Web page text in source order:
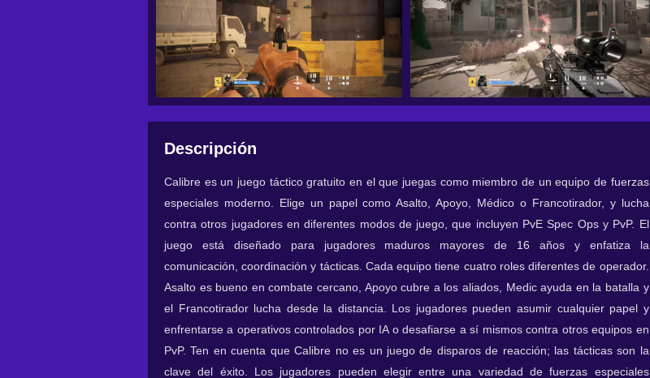
Descripción
Calibre es un juego táctico gratuito en el que juegas como miembro de un equipo de fuerzas
especiales moderno. Elige un papel como Asalto, Apoyo, Médico o Francotirador, y lucha
contra otros jugadores en diferentes modos de juego, que incluyen PvE Spec Ops y PvP. El
juego está diseñado para jugadores maduros mayores de 16 años y enfatiza la
comunicación, coordinación y tácticas. Cada equipo tiene cuatro roles diferentes de operador.
Asalto es bueno en combate cercano, Apoyo cubre a los aliados, Medic ayuda en la batalla y
el Francotirador lucha desde la distancia. Los jugadores pueden asumir cualquier papel y
enfrentarse a operativos controlados por IA o desafiarse a sí mismos contra otros equipos en
PvP. Ten en cuenta que Calibre no es un juego de disparos de reacción; las tácticas son la
clave del éxito. Los jugadores pueden elegir entre una variedad de fuerzas especiales